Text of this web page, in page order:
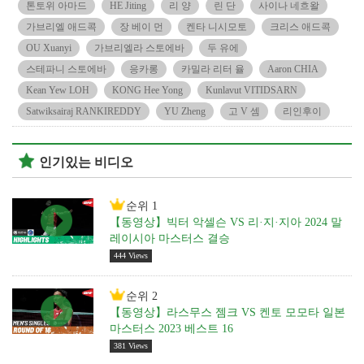
톤토위 아마드
HE Jiting 리 양 린 단
사이나 네흐왈
가브리엘 애드콕
장 베이 먼 켄타 니시모토
크리스 애드콕
OU Xuanyi
가브리엘라 스토에바
두 유에
스테파니 스토에바
응카롱 카밀라 리터 율
Aaron CHIA
Kean Yew LOH
KONG Hee Yong
Kunlavut VITIDSARN
Satwiksairaj RANKIREDDY
YU Zheng 고 V 셈 리인후이
인기있는 비디오
순위 1
【동영상】빅터 악셀슨 VS 리·지·지아 2024 말
레이시아 마스터스 결승
444 Views
순위 2
【동영상】라스무스 젬크 VS 켄토 모모타 일본
마스터스 2023 베스트 16
381 Views